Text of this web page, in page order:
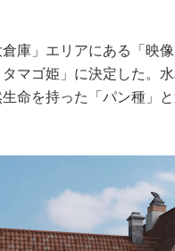
庫」エリアにある「映
マゴ姫」に決定した。
生命を持った「パン種」